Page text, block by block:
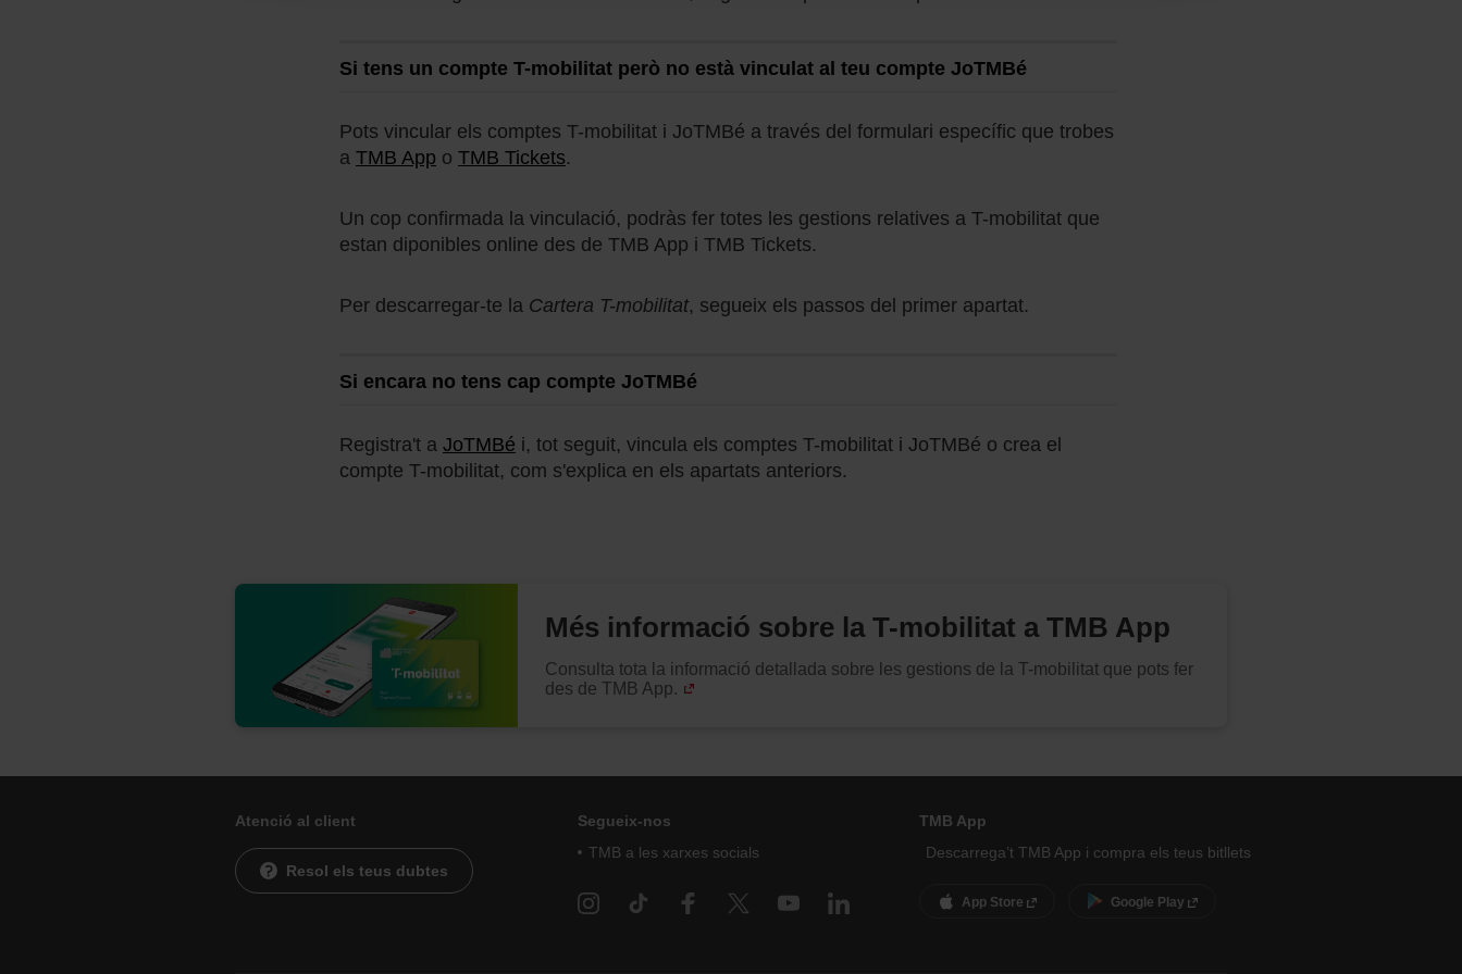
Si tens un compte T-mobilitat però no està vinculat al teu compte JoTMBé
Pots vincular els comptes T-mobilitat i JoTMBé a través del formulari específic que trobes
a TMB App o TMB Tickets.
Un cop confirmada la vinculació, podràs fer totes les gestions relatives a T-mobilitat que
estan diponibles online des de TMB App i TMB Tickets.
Per descarregar-te la Cartera T-mobilitat, segueix els passos del primer apartat.
Si encara no tens cap compte JoTMBé
Registra't a JoTMBé i, tot seguit, vincula els comptes T-mobilitat i JoTMBé o crea el
compte T-mobilitat, com s'explica en els apartats anteriors.
Més informació sobre la T-mobilitat a TMB App
Consulta tota la informació detallada sobre les gestions de la T-mobilitat que pots fer
des de TMB App.
Atenció al client
Resol els teus dubtes
Segueix-nos
TMB a les xarxes socials
TMB App
Descarrega’t TMB App i compra els teus bitllets
App Store Google Play